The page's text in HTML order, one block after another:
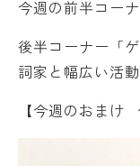
今週の前半コー
後半コーナー「
詞家と幅広い活
【今週のおまけ